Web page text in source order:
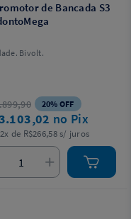
de Bancada S3
Bivolt.
20% OFF
no Pix
de R$266,58 s/ juros